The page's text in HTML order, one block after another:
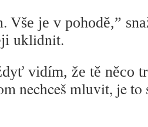
Vše je v pohodě,”
uklidnit.
vidím, že tě něco
nechceš mluvit, je to